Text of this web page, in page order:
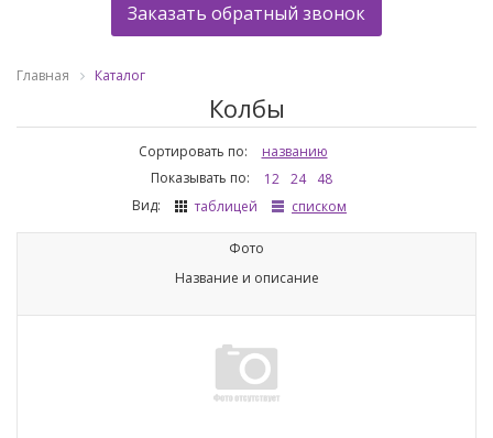
Заказать обратный звонок
Главная Каталог
Колбы
Сортировать по:
названию
Показывать по:
12 24
48
Вид:
таблицей списком
Фото
Название и описание